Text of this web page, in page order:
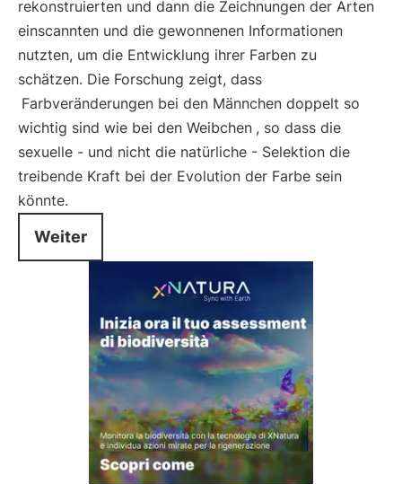
rekonstruierten und dann die Zeichnungen der Arten
einscannten und die gewonnenen Informationen
nutzten, um die Entwicklung ihrer Farben zu
schätzen. Die Forschung zeigt, dass
Farbveränderungen bei den Männchen doppelt so
wichtig sind wie bei den Weibchen , so dass die
sexuelle - und nicht die natürliche - Selektion die
treibende Kraft bei der Evolution der Farbe sein
könnte.
Weiter